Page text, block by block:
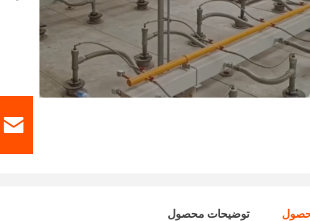
توضیحات محصول